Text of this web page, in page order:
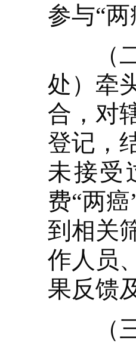
参与“
（二
处）牵
合，对
登记，
未接受
费“两
到相关
作人员
果反馈
（三